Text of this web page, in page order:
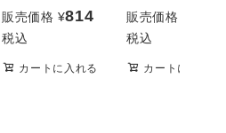
販売価格 ¥814
税込
カートに入れる
販売価格
税込
カートに入れる